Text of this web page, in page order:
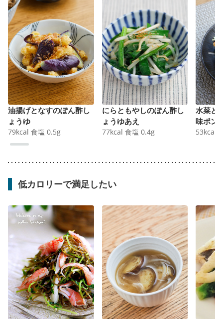
油揚げとなすのぽん酢し
ょうゆ
79kcal 食塩 0.5g
にらともやしのぽん酢し
ょうゆあえ
77kcal 食塩 0.4g
水菜と
味ポン
53kcal
低カロリーで満足したい